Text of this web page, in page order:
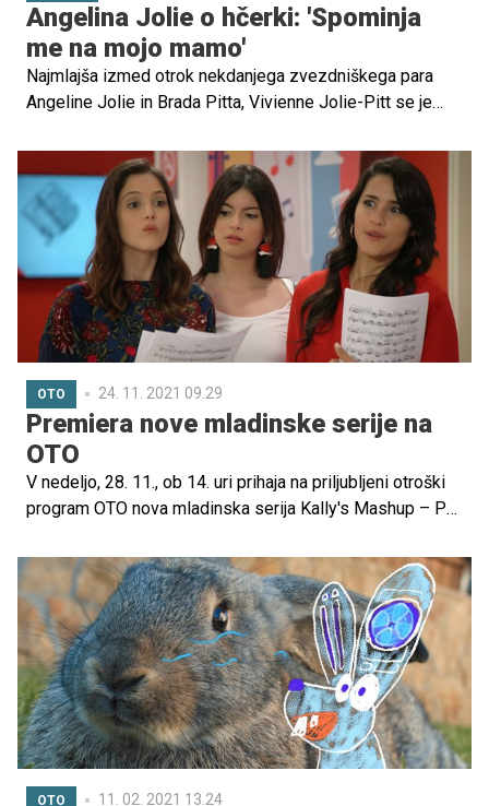
Angelina Jolie o hčerki: 'Spominja
me na mojo mamo'
Najmlajša izmed otrok nekdanjega zvezdniškega para
Angeline Jolie in Brada Pitta, Vivienne Jolie-Pitt se je
je skupaj z mamo sprehodila po rdeči preprogi premiere
muzikala in kljub nenavadni opravi naravnost blestela.
OTO 24. 11. 2021 09.29
Premiera nove mladinske serije na
OTO
V nedeljo, 28. 11., ob 14. uri prihaja na priljubljeni otroški
program OTO nova mladinska serija Kally's Mashup – Pot
svojim sanjam in na svoji poti naletelo na marsikateri
izziv in spoznalo pravo prijateljstvo, bo navdušila prav
vse mladostnike.
OTO 11. 02. 2021 13.24